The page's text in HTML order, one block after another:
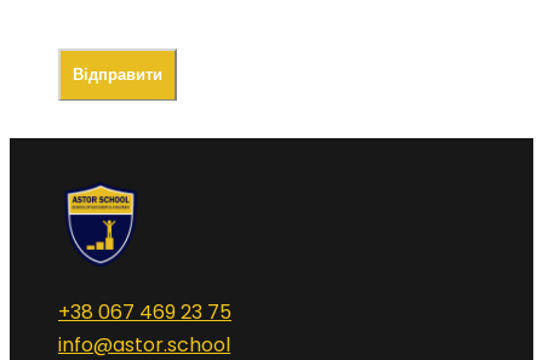
+38 067 469 23 75
info@astor.school